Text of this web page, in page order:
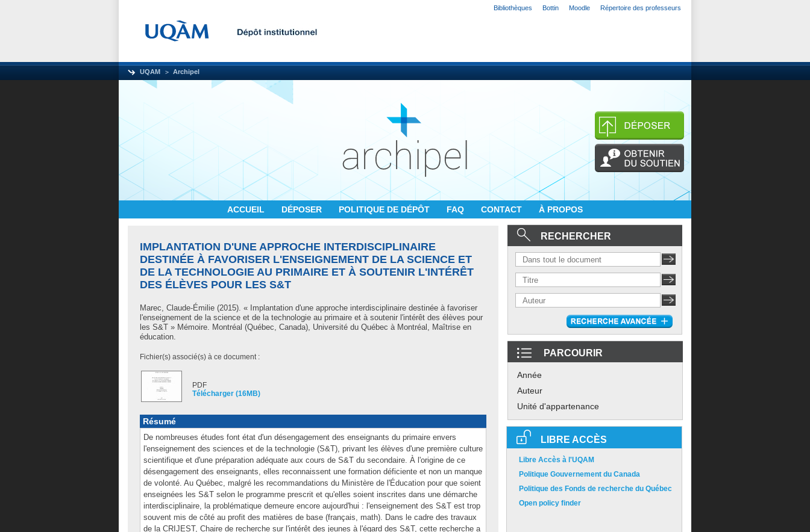
Bibliothèques Bottin Moodle Répertoire des professeurs
UQAM Archipel
ACCUEIL DÉPOSER POLITIQUE DE DÉPÔT FAQ CONTACT À PROPOS
IMPLANTATION D'UNE APPROCHE INTERDISCIPLINAIRE
DESTINÉE À FAVORISER L'ENSEIGNEMENT DE LA SCIENCE ET
DE LA TECHNOLOGIE AU PRIMAIRE ET À SOUTENIR L'INTÉRÊT
DES ÉLÈVES POUR LES S&T
Marec, Claude-Émilie (2015). « Implantation d'une approche interdisciplinaire destinée à favoriser
l'enseignement de la science et de la technologie au primaire et à soutenir l'intérêt des élèves pour
les S&T » Mémoire. Montréal (Québec, Canada), Université du Québec à Montréal, Maîtrise en
éducation.
Fichier(s) associé(s) à ce document :
PDF
Télécharger (16MB)
Résumé
De nombreuses études font état d'un désengagement des enseignants du primaire envers
l'enseignement des sciences et de la technologie (S&T), privant les élèves d'une première culture
scientifique et d'une préparation adéquate aux cours de S&T du secondaire. À l'origine de ce
désengagement des enseignants, elles reconnaissent une formation déficiente et non un manque
de volonté. Au Québec, malgré les recommandations du Ministère de l'Éducation pour que soient
enseignées les S&T selon le programme prescrit et qu'elles soient inscrites dans une démarche
interdisciplinaire, la problématique demeure encore aujourd'hui : l'enseignement des S&T est trop
souvent mis de côté au profit des matières de base (français, math). Dans le cadre des travaux
de la CRIJEST, Chaire de recherche sur l'intérêt des jeunes à l'égard des S&T, cette recherche a
RECHERCHER
PARCOURIR
Année
Auteur
Unité d'appartenance
LIBRE ACCÈS
Libre Accès à l'UQAM
Politique Gouvernement du Canada
Politique des Fonds de recherche du Québec
Open policy finder